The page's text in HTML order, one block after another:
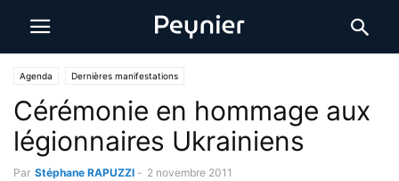
Agenda Dernières manifestations
Cérémonie en hommage aux
légionnaires Ukrainiens
Par Stéphane RAPUZZI - 2 novembre 2011